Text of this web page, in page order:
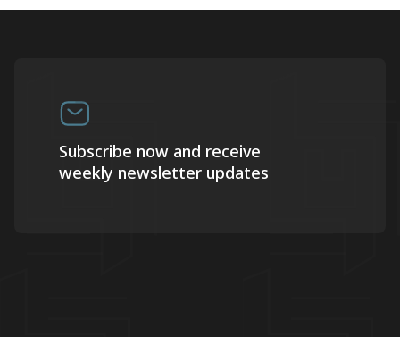
Subscribe now and receive
weekly newsletter updates